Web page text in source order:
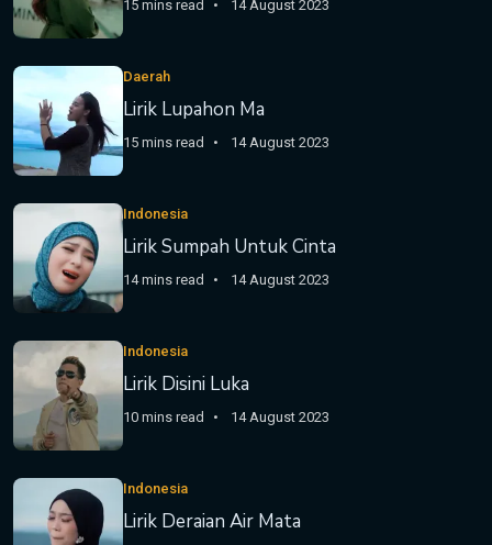
15 mins read 14 August 2023
Daerah
Lirik Lupahon Ma
15 mins read 14 August 2023
Indonesia
Lirik Sumpah Untuk Cinta
14 mins read 14 August 2023
Indonesia
Lirik Disini Luka
10 mins read 14 August 2023
Indonesia
Lirik Deraian Air Mata